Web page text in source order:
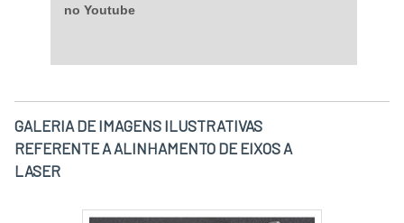
no Youtube
GALERIA DE IMAGENS ILUSTRATIVAS
REFERENTE A ALINHAMENTO DE EIXOS A
LASER